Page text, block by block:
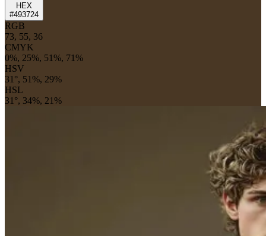
HEX
#493724
RGB
73, 55, 36
CMYK
0%, 25%, 51%, 71%
HSV
31°, 51%, 29%
HSL
31°, 34%, 21%